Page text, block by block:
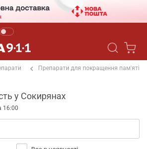
Препарати для покращення пам'яті
у Сокирянах
16:00